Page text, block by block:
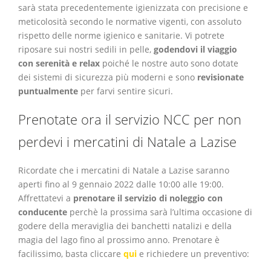
sarà stata precedentemente igienizzata con precisione e
meticolosità secondo le normative vigenti, con assoluto
rispetto delle norme igienico e sanitarie. Vi potrete
riposare sui nostri sedili in pelle,godendovi il viaggio
con serenità e relax poiché le nostre auto sono dotate
dei sistemi di sicurezza più moderni e sono revisionate
puntualmente per farvi sentire sicuri.
Prenotate ora il servizio NCC per non
perdevi i mercatini di Natale a Lazise
Ricordate che i mercatini di Natale a Lazise saranno
aperti fino al 9 gennaio 2022 dalle 10:00 alle 19:00.
Affrettatevi a prenotare il servizio di noleggio con
conducente perchè la prossima sarà l’ultima occasione di
godere della meraviglia dei banchetti natalizi e della
magia del lago fino al prossimo anno. Prenotare è
facilissimo, basta cliccarequi e richiedere un preventivo: